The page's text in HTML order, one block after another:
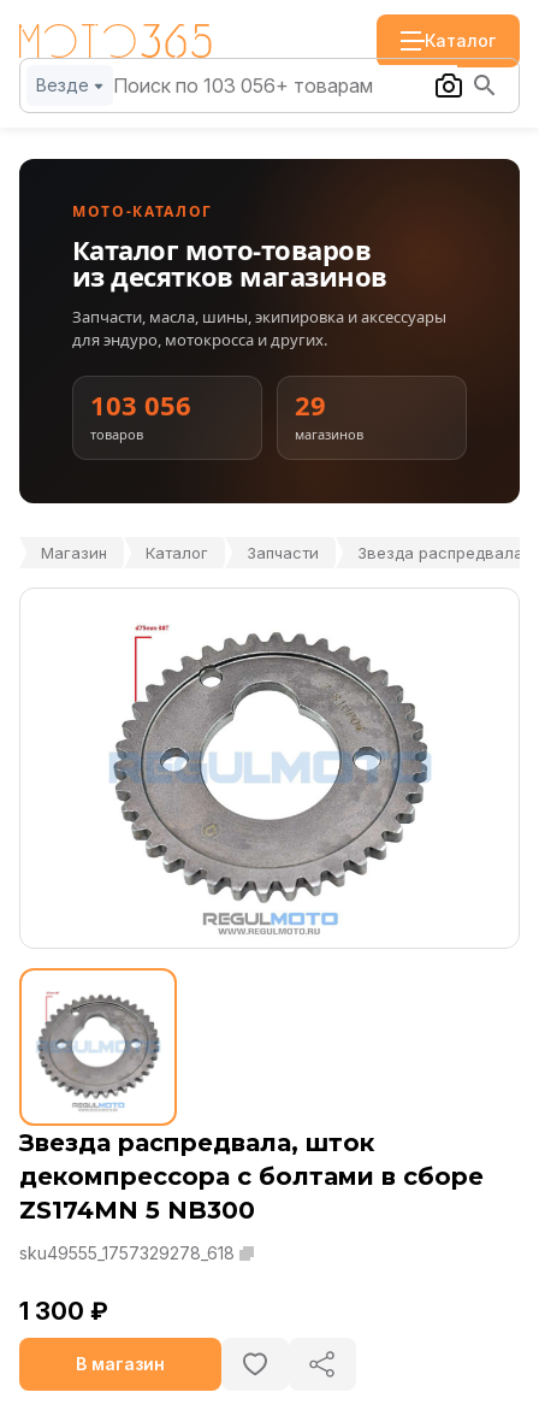
Каталог
Везде
МОТО-КАТАЛОГ
Каталог мото-товаров
из десятков магазинов
Запчасти, масла, шины, экипировка и аксессуары
для эндуро, мотокросса и других.
103 056
товаров
29
магазинов
Магазин Каталог Запчасти Звезда распредвала,
Звезда распредвала, шток
декомпрессора с болтами в сборе
ZS174MN 5 NB300
sku49555_1757329278_618
1 300 ₽
В магазин